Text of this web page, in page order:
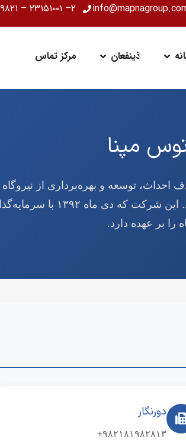
۲– ۲۳۱۵۱۰۰۱ – ۹۸۲۱+ , ۲– ۲۴۷۱۱۰۰۱ – ۹۸۲۱+
کسب و کار
باز کردن رسانه
ذینفعان باز کردن ذینفعان
مرکز تماس
مپنا
استان خراسان رضوی
را بر عهده دارد.
دورنگار
۹۸۲۱۸۱۹۸۲۸۱۳+